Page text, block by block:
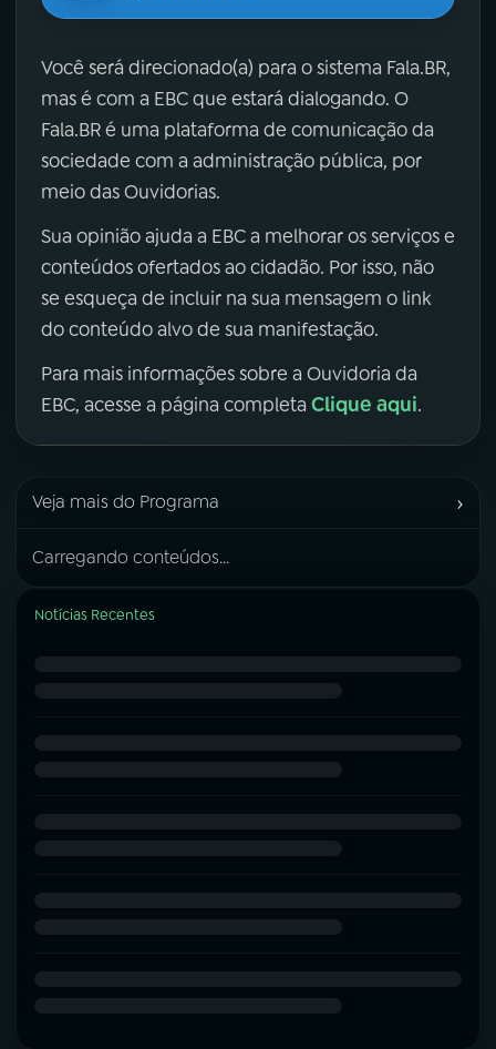
Você será direcionado(a) para o sistema Fala.BR,
mas é com a EBC que estará dialogando. O
Fala.BR é uma plataforma de comunicação da
sociedade com a administração pública, por
meio das Ouvidorias.
Sua opinião ajuda a EBC a melhorar os serviços e
conteúdos ofertados ao cidadão. Por isso, não
se esqueça de incluir na sua mensagem o link
do conteúdo alvo de sua manifestação.
Para mais informações sobre a Ouvidoria da
EBC, acesse a página completa Clique aqui.
Veja mais do Programa ›
Carregando conteúdos...
Notícias Recentes